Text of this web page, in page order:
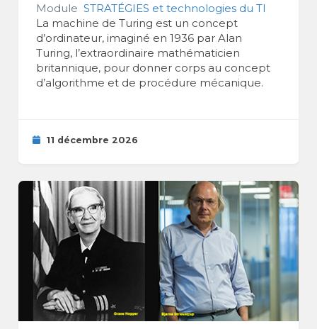
Module STRATÉGIES et technologies du TI
La machine de Turing est un concept
d’ordinateur, imaginé en 1936 par Alan
Turing, l’extraordinaire mathématicien
britannique, pour donner corps au concept
d’algorithme et de procédure mécanique.
11 décembre 2026